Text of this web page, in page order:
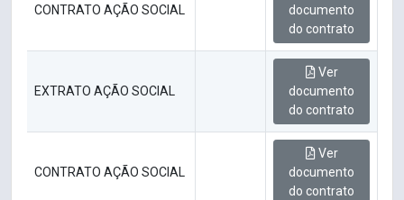
CONTRATO AÇÃO SOCIAL
documento
do contrato
EXTRATO AÇÃO SOCIAL
Ver
documento
do contrato
CONTRATO AÇÃO SOCIAL
Ver
documento
do contrato